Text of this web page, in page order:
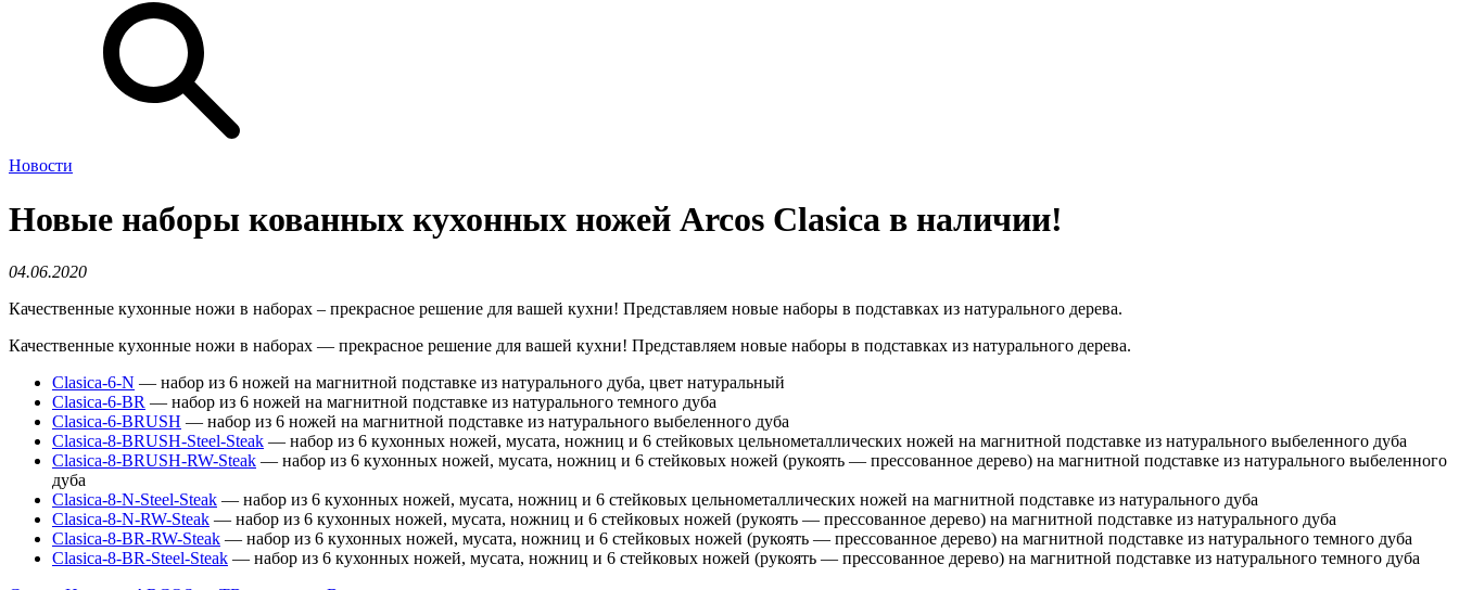
Новости
Новые наборы кованных кухонных ножей Arcos Clasica в наличии!
04.06.2020
Качественные кухонные ножи в наборах – прекрасное решение для вашей кухни! Представляем новые наборы в подставках из натурального дерева.
Качественные кухонные ножи в наборах — прекрасное решение для вашей кухни! Представляем новые наборы в подставках из натурального дерева.
Clasica-6-N — набор из 6 ножей на магнитной подставке из натурального дуба, цвет натуральный
Clasica-6-BR — набор из 6 ножей на магнитной подставке из натурального темного дуба
Clasica-6-BRUSH — набор из 6 ножей на магнитной подставке из натурального выбеленного дуба
Clasica-8-BRUSH-Steel-Steak — набор из 6 кухонных ножей, мусата, ножниц и 6 стейковых цельнометаллических ножей на магнитной подставке из натурального выбеленного дуба
Clasica-8-BRUSH-RW-Steak — набор из 6 кухонных ножей, мусата, ножниц и 6 стейковых ножей (рукоять — прессованное дерево) на магнитной подставке из натурального выбеленного
дуба
Clasica-8-N-Steel-Steak — набор из 6 кухонных ножей, мусата, ножниц и 6 стейковых цельнометаллических ножей на магнитной подставке из натурального дуба
Clasica-8-N-RW-Steak — набор из 6 кухонных ножей, мусата, ножниц и 6 стейковых ножей (рукоять — прессованное дерево) на магнитной подставке из натурального дуба
Clasica-8-BR-RW-Steak — набор из 6 кухонных ножей, мусата, ножниц и 6 стейковых ножей (рукоять — прессованное дерево) на магнитной подставке из натурального темного дуба
Clasica-8-BR-Steel-Steak — набор из 6 кухонных ножей, мусата, ножниц и 6 стейковых ножей (рукоять — прессованное дерево) на магнитной подставке из натурального темного дуба